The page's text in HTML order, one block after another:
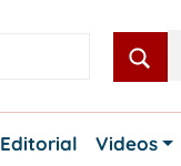
Editorial Videos